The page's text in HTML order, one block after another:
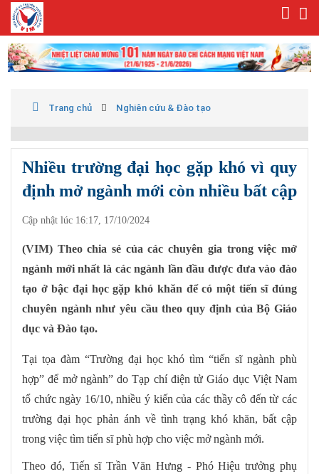
Trang chủ Nghiên cứu & Đào tạo
Nhiều trường đại học gặp khó vì quy
định mở ngành mới còn nhiều bất cập
Cập nhật lúc 16:17, 17/10/2024
(VIM) Theo chia sẻ của các chuyên gia trong việc mở
ngành mới nhất là các ngành lần đầu được đưa vào đào
tạo ở bậc đại học gặp khó khăn để có một tiến sĩ đúng
chuyên ngành như yêu cầu theo quy định của Bộ Giáo
dục và Đào tạo.
Tại tọa đàm “Trường đại học khó tìm “tiến sĩ ngành phù
hợp” để mở ngành” do Tạp chí điện tử Giáo dục Việt Nam
tổ chức ngày 16/10, nhiều ý kiến của các thầy cô đến từ các
trường đại học phản ánh về tình trạng khó khăn, bất cập
trong việc tìm tiến sĩ phù hợp cho việc mở ngành mới.
Theo đó, Tiến sĩ Trần Văn Hưng - Phó Hiệu trưởng phụ